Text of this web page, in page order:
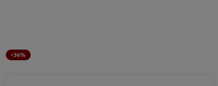
-36%